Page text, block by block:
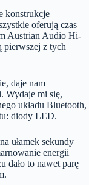
konstrukcje
oferują czas
Austrian Audio Hi-
pierwszej z tych
daje nam
Wydaje mi się,
układu Bluetooth,
diody LED.
ułamek sekundy
energii
dało to nawet parę